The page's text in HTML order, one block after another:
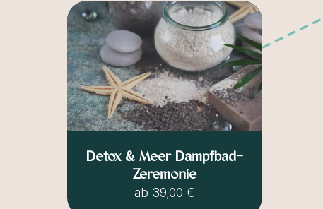
Detox & Meer Dampfbad-
Zeremonie
ab 39,00 €